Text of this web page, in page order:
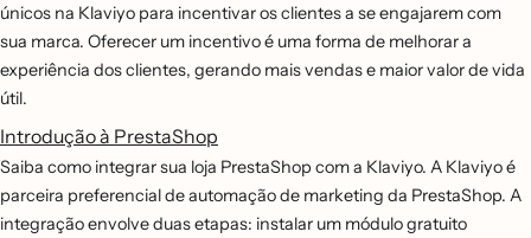
únicos na Klaviyo para incentivar os clientes a se engajarem com
sua marca. Oferecer um incentivo é uma forma de melhorar a
experiência dos clientes, gerando mais vendas e maior valor de vida
útil.
Introdução à PrestaShop
Saiba como integrar sua loja PrestaShop com a Klaviyo. A Klaviyo é
parceira preferencial de automação de marketing da PrestaShop. A
integração envolve duas etapas: instalar um módulo gratuito